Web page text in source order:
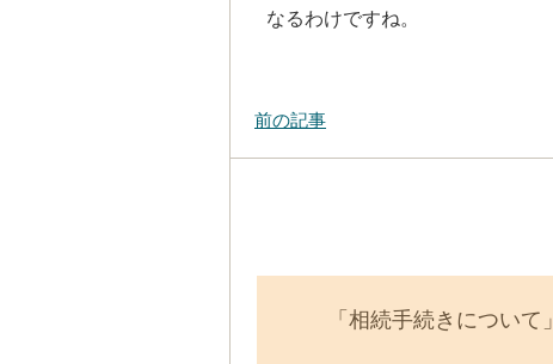
なるわけですね。
前の記事
「相続手続きについて」